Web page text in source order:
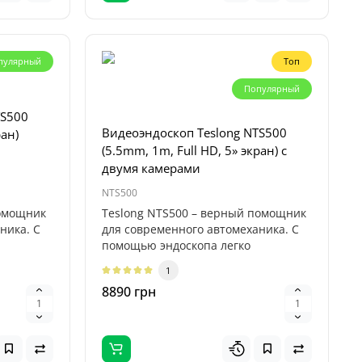
III 3
III 2 в
С
Топ
Популярный
Видеоэндоскоп Teslong NTS500
(5.5mm, 1m, Full HD, 5» экран) с
двумя камерами
NTS500
Teslong NTS500 – верный помощник
для современного автомеханика. С
помощью эндоскопа легко
1
8890 грн